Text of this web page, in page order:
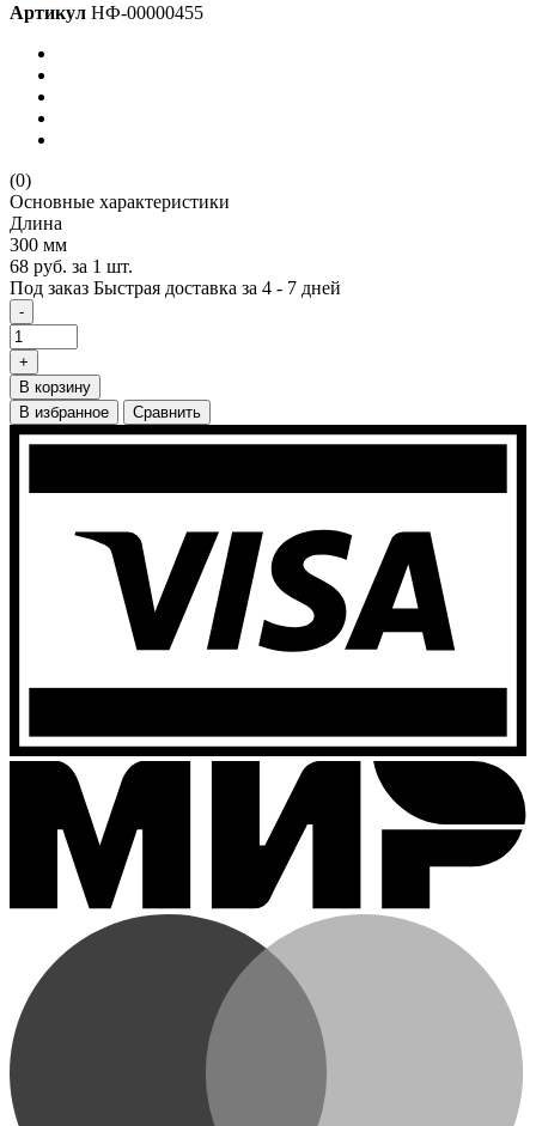
Артикул НФ-00000455
(0)
Основные характеристики
Длина
300 мм
68 руб. за 1 шт.
Под заказ Быстрая доставка за 4 - 7 дней
-
+
В корзину
В избранное
Сравнить